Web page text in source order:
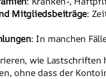
Mitgliedsbeiträge:
: In manchen
wie
ohne dass der